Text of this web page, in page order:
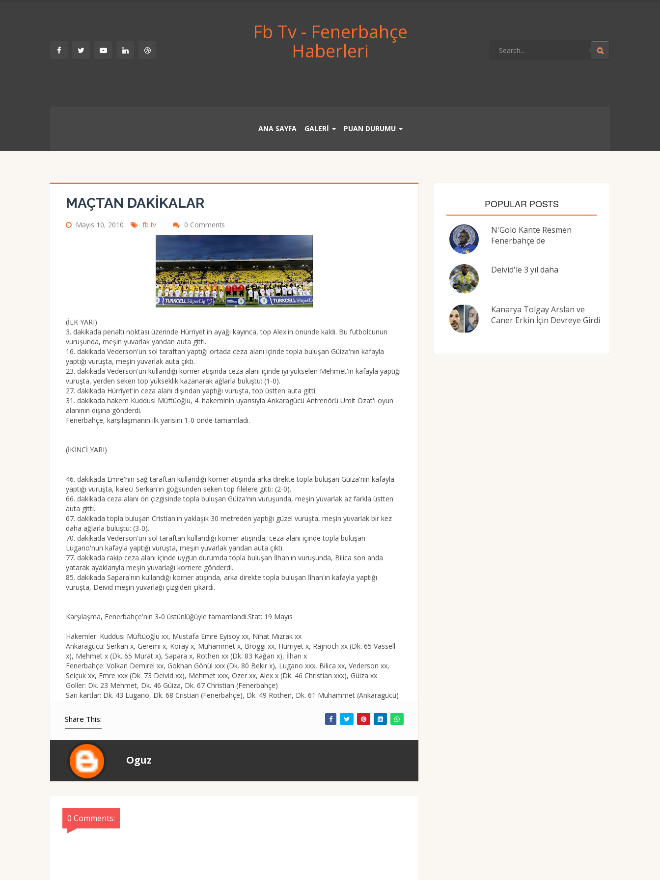
Fb Tv - Fenerbahçe
Haberleri
ANA SAYFA GALERİ PUAN DURUMU
MAÇTAN DAKİKALAR
Mayıs 10, 2010 fb tv 0 Comments
(İLK YARI)
3. dakikada penaltı noktası üzerinde Hürriyet'in ayağı kayınca, top Alex'in önünde kaldı. Bu futbolcunun
vuruşunda, meşin yuvarlak yandan auta gitti.
16. dakikada Vederson'un sol taraftan yaptığı ortada ceza alanı içinde topla buluşan Güiza'nın kafayla
yaptığı vuruşta, meşin yuvarlak auta çıktı.
23. dakikada Vederson'un kullandığı korner atışında ceza alanı içinde iyi yükselen Mehmet'in kafayla yaptığı
vuruşta, yerden seken top yükseklik kazanarak ağlarla buluştu: (1-0).
27. dakikada Hürriyet'in ceza alanı dışından yaptığı vuruşta, top üstten auta gitti.
31. dakikada hakem Kuddusi Müftüoğlu, 4. hakeminin uyarısıyla Ankaragücü Antrenörü Ümit Özat'ı oyun
alanının dışına gönderdi.
Fenerbahçe, karşılaşmanın ilk yarısını 1-0 önde tamamladı.
(İKİNCİ YARI)
46. dakikada Emre'nin sağ taraftan kullandığı korner atışında arka direkte topla buluşan Güiza'nın kafayla
yaptığı vuruşta, kaleci Serkan'ın göğsünden seken top filelere gitti: (2-0).
66. dakikada ceza alanı ön çizgisinde topla buluşan Güiza'nın vuruşunda, meşin yuvarlak az farkla üstten
auta gitti.
67. dakikada topla buluşan Cristian'ın yaklaşık 30 metreden yaptığı güzel vuruşta, meşin yuvarlak bir kez
daha ağlarla buluştu: (3-0).
70. dakikada Vederson'un sol taraftan kullandığı korner atışında, ceza alanı içinde topla buluşan
Lugano'nun kafayla yaptığı vuruşta, meşin yuvarlak yandan auta çıktı.
77. dakikada rakip ceza alanı içinde uygun durumda topla buluşan İlhan'ın vuruşunda, Bilica son anda
yatarak ayaklarıyla meşin yuvarlağı kornere gönderdi.
85. dakikada Sapara'nın kullandığı korner atışında, arka direkte topla buluşan İlhan'ın kafayla yaptığı
vuruşta, Deivid meşin yuvarlağı çizgiden çıkardı.
Karşılaşma, Fenerbahçe'nin 3-0 üstünlüğüyle tamamlandı.Stat: 19 Mayıs
Hakemler: Kuddusi Müftüoğlu xx, Mustafa Emre Eyisoy xx, Nihat Mızrak xx
Ankaragücü: Serkan x, Geremi x, Koray x, Muhammet x, Broggi xx, Hürriyet x, Rajnoch xx (Dk. 65 Vassell
x), Mehmet x (Dk. 65 Murat x), Sapara x, Rothen xx (Dk. 83 Kağan x), İlhan x
Fenerbahçe: Volkan Demirel xx, Gökhan Gönül xxx (Dk. 80 Bekir x), Lugano xxx, Bilica xx, Vederson xx,
Selçuk xx, Emre xxx (Dk. 73 Deivid xx), Mehmet xxx, Özer xx, Alex x (Dk. 46 Christian xxx), Güiza xx
Goller: Dk. 23 Mehmet, Dk. 46 Güiza, Dk. 67 Christian (Fenerbahçe)
Sarı kartlar: Dk. 43 Lugano, Dk. 68 Cristian (Fenerbahçe), Dk. 49 Rothen, Dk. 61 Muhammet (Ankaragücü)
Share This:
Oguz
0 Comments:
POPULAR POSTS
N'Golo Kante Resmen
Fenerbahçe'de
Deivid'le 3 yıl daha
Kanarya Tolgay Arslan ve
Caner Erkin İçin Devreye Girdi